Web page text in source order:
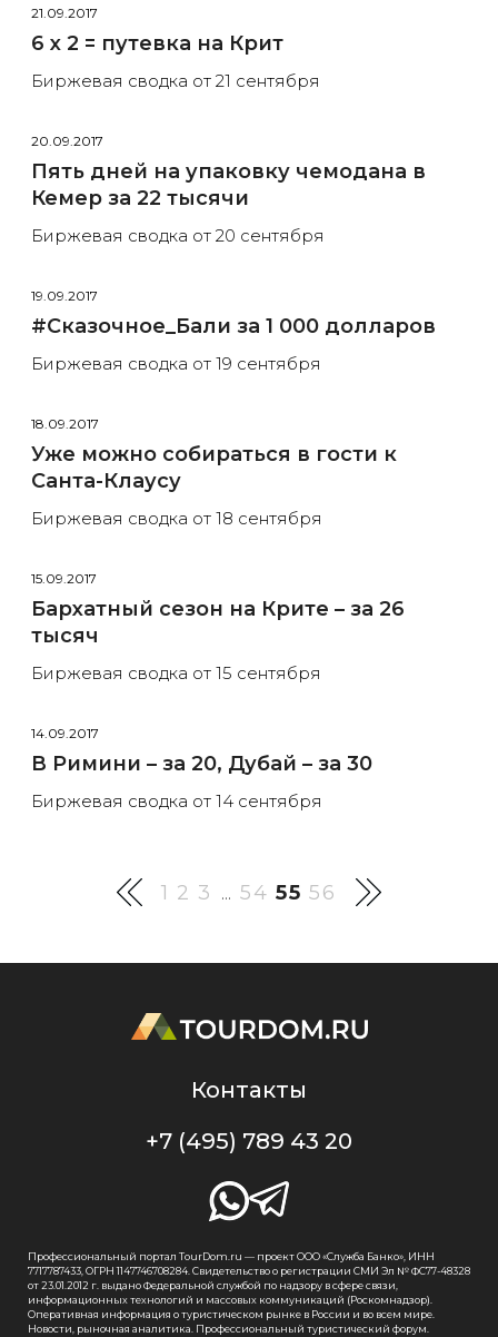
21.09.2017
6 х 2 = путевка на Крит
Биржевая сводка от 21 сентября
20.09.2017
Пять дней на упаковку чемодана в
Кемер за 22 тысячи
Биржевая сводка от 20 сентября
19.09.2017
#Сказочное_Бали за 1 000 долларов
Биржевая сводка от 19 сентября
18.09.2017
Уже можно собираться в гости к
Санта-Клаусу
Биржевая сводка от 18 сентября
15.09.2017
Бархатный сезон на Крите – за 26
тысяч
Биржевая сводка от 15 сентября
14.09.2017
В Римини – за 20, Дубай – за 30
Биржевая сводка от 14 сентября
1 2 3 ... 54 55 56
Контакты
+7 (495) 789 43 20
Профессиональный портал TourDom.ru — проект ООО «Служба Банко», ИНН
7717787433, ОГРН 1147746708284. Свидетельство о регистрации СМИ Эл № ФС77-48328
от 23.01.2012 г. выдано Федеральной службой по надзору в сфере связи,
информационных технологий и массовых коммуникаций (Роскомнадзор).
Оперативная информация о туристическом рынке в России и во всем мире.
Новости, рыночная аналитика. Профессиональный туристический форум.